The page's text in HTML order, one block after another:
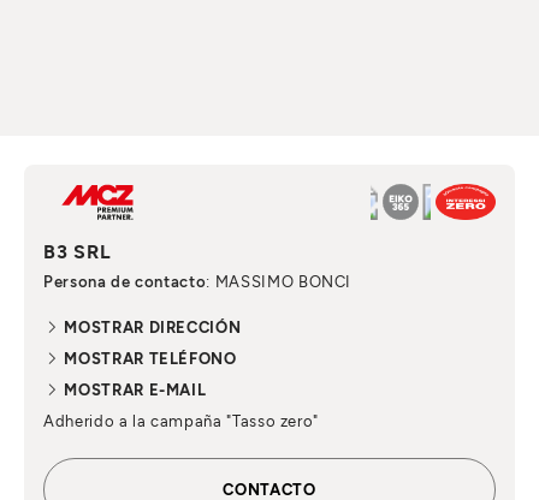
B3 SRL
Persona de contacto: MASSIMO BONCI
MOSTRAR DIRECCIÓN
MOSTRAR TELÉFONO
MOSTRAR E-MAIL
Adherido a la campaña "Tasso zero"
CONTACTO